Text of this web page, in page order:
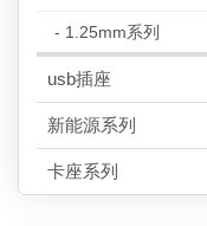
- 1.25mm系列
usb插座
新能源系列
卡座系列